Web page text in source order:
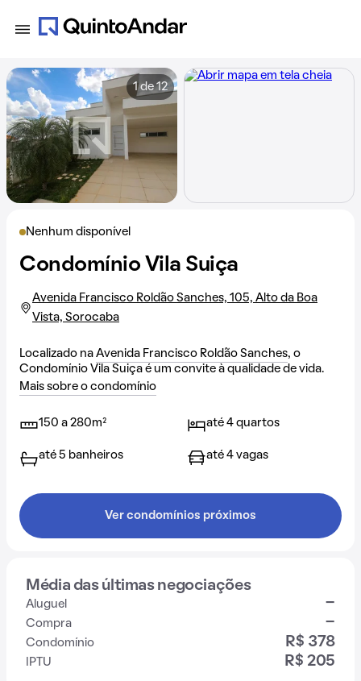
Nenhum disponível
Condomínio Vila Suiça
Avenida Francisco Roldão Sanches, 105, Alto da Boa
Vista, Sorocaba
Localizado na Avenida Francisco Roldão Sanches, o
Condomínio Vila Suiça é um convite à qualidade de vida.
Mais sobre o condomínio
150 a 280m² até 4 quartos
até 5 banheiros até 4 vagas
Ver condomínios próximos
Média das últimas negociações
Aluguel -
Compra -
Condomínio R$ 378
IPTU R$ 205
1 de 12